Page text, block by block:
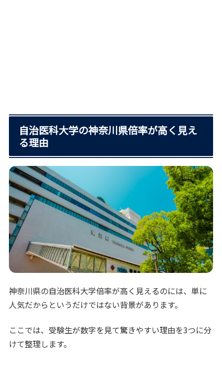
自治医科大学の神奈川県倍率が高く見え
る理由
神奈川県の自治医科大学倍率が高く見えるのには、単に
人気だからというだけではない背景があります。
ここでは、受験生が数字を見て驚きやすい理由を3つに分
けて整理します。